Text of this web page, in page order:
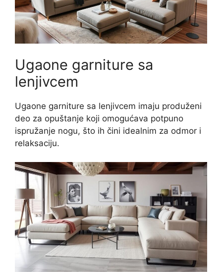
Ugaone garniture sa
lenjivcem
Ugaone garniture sa lenjivcem imaju produženi
deo za opuštanje koji omogućava potpuno
ispružanje nogu, što ih čini idealnim za odmor i
relaksaciju.